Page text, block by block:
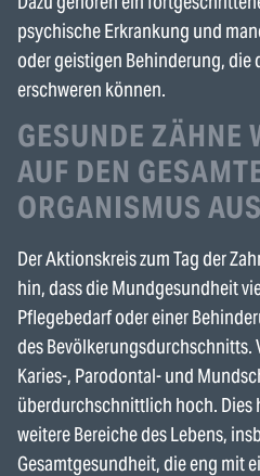
psychische Erkrankung und
oder geistigen Behinderung,
erschweren können.
GESUNDE ZÄHNE
AUF DEN
ORGANISMUS AUS
Der Aktionskreis zum Tag der
hin, dass die Mundgesundheit
Pflegebedarf oder einer
des Bevölkerungsdurchschnitts.
Karies-, Parodontal- und
überdurchschnittlich hoch.
weitere Bereiche des Lebens,
Gesamtgesundheit, die eng mit